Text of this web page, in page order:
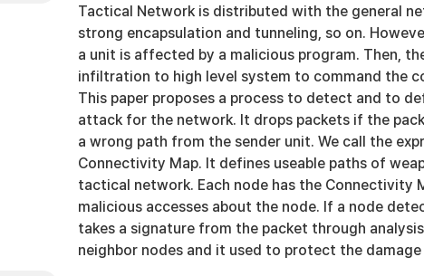
Tactical Network is distributed with the general
strong encapsulation and tunneling, so on.
a unit is affected by a malicious program. Then,
infiltration to high level system to command the
This paper proposes a process to detect and to
attack for the network. It drops packets if the
a wrong path from the sender unit. We call the
Connectivity Map. It defines useable paths of
tactical network. Each node has the Connectivity
malicious accesses about the node. If a node
takes a signature from the packet through
neighbor nodes and it used to protect the